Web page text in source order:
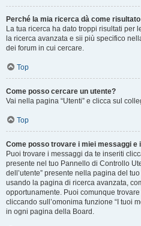
Perché la mia ricerca dà come
La tua ricerca ha dato troppi risultati per
la ricerca avanzata e sii più specifico
dei forum in cui cercare.
Top
Come posso cercare un utente?
Vai nella pagina “Utenti” e clicca sul
Top
Come posso trovare i miei messaggi e
Puoi trovare i messaggi da te inseriti
presente nel tuo Pannello di Controllo
dell’utente” presente nella pagina del
usando la pagina di ricerca avanzata,
opportunamente. Puoi comunque
cliccando sull’omonima funzione “I tuoi
in ogni pagina della Board.